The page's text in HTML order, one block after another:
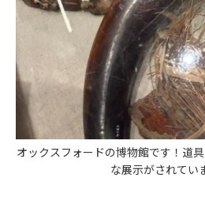
オックスフォードの博物館です！道
な展示がされてい